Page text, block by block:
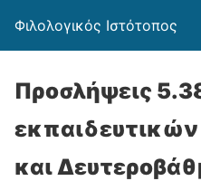
Φιλολογικός Ιστότοπος
Προσλήψεις
και